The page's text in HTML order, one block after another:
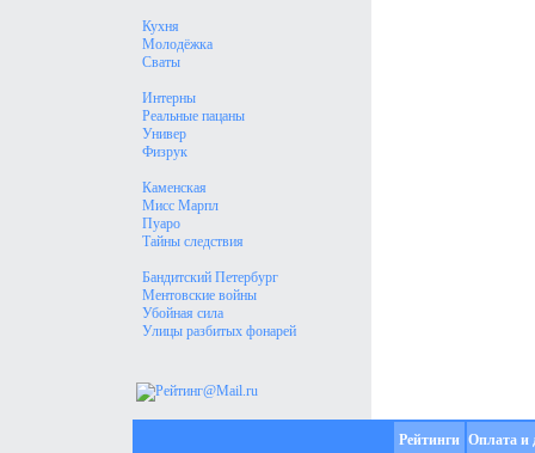
Кухня
Молодёжка
Сваты
Интерны
Реальные пацаны
Универ
Физрук
Каменская
Мисс Марпл
Пуаро
Тайны следствия
Бандитский Петербург
Ментовские войны
Убойная сила
Улицы разбитых фонарей
Рейтинги Оплата и